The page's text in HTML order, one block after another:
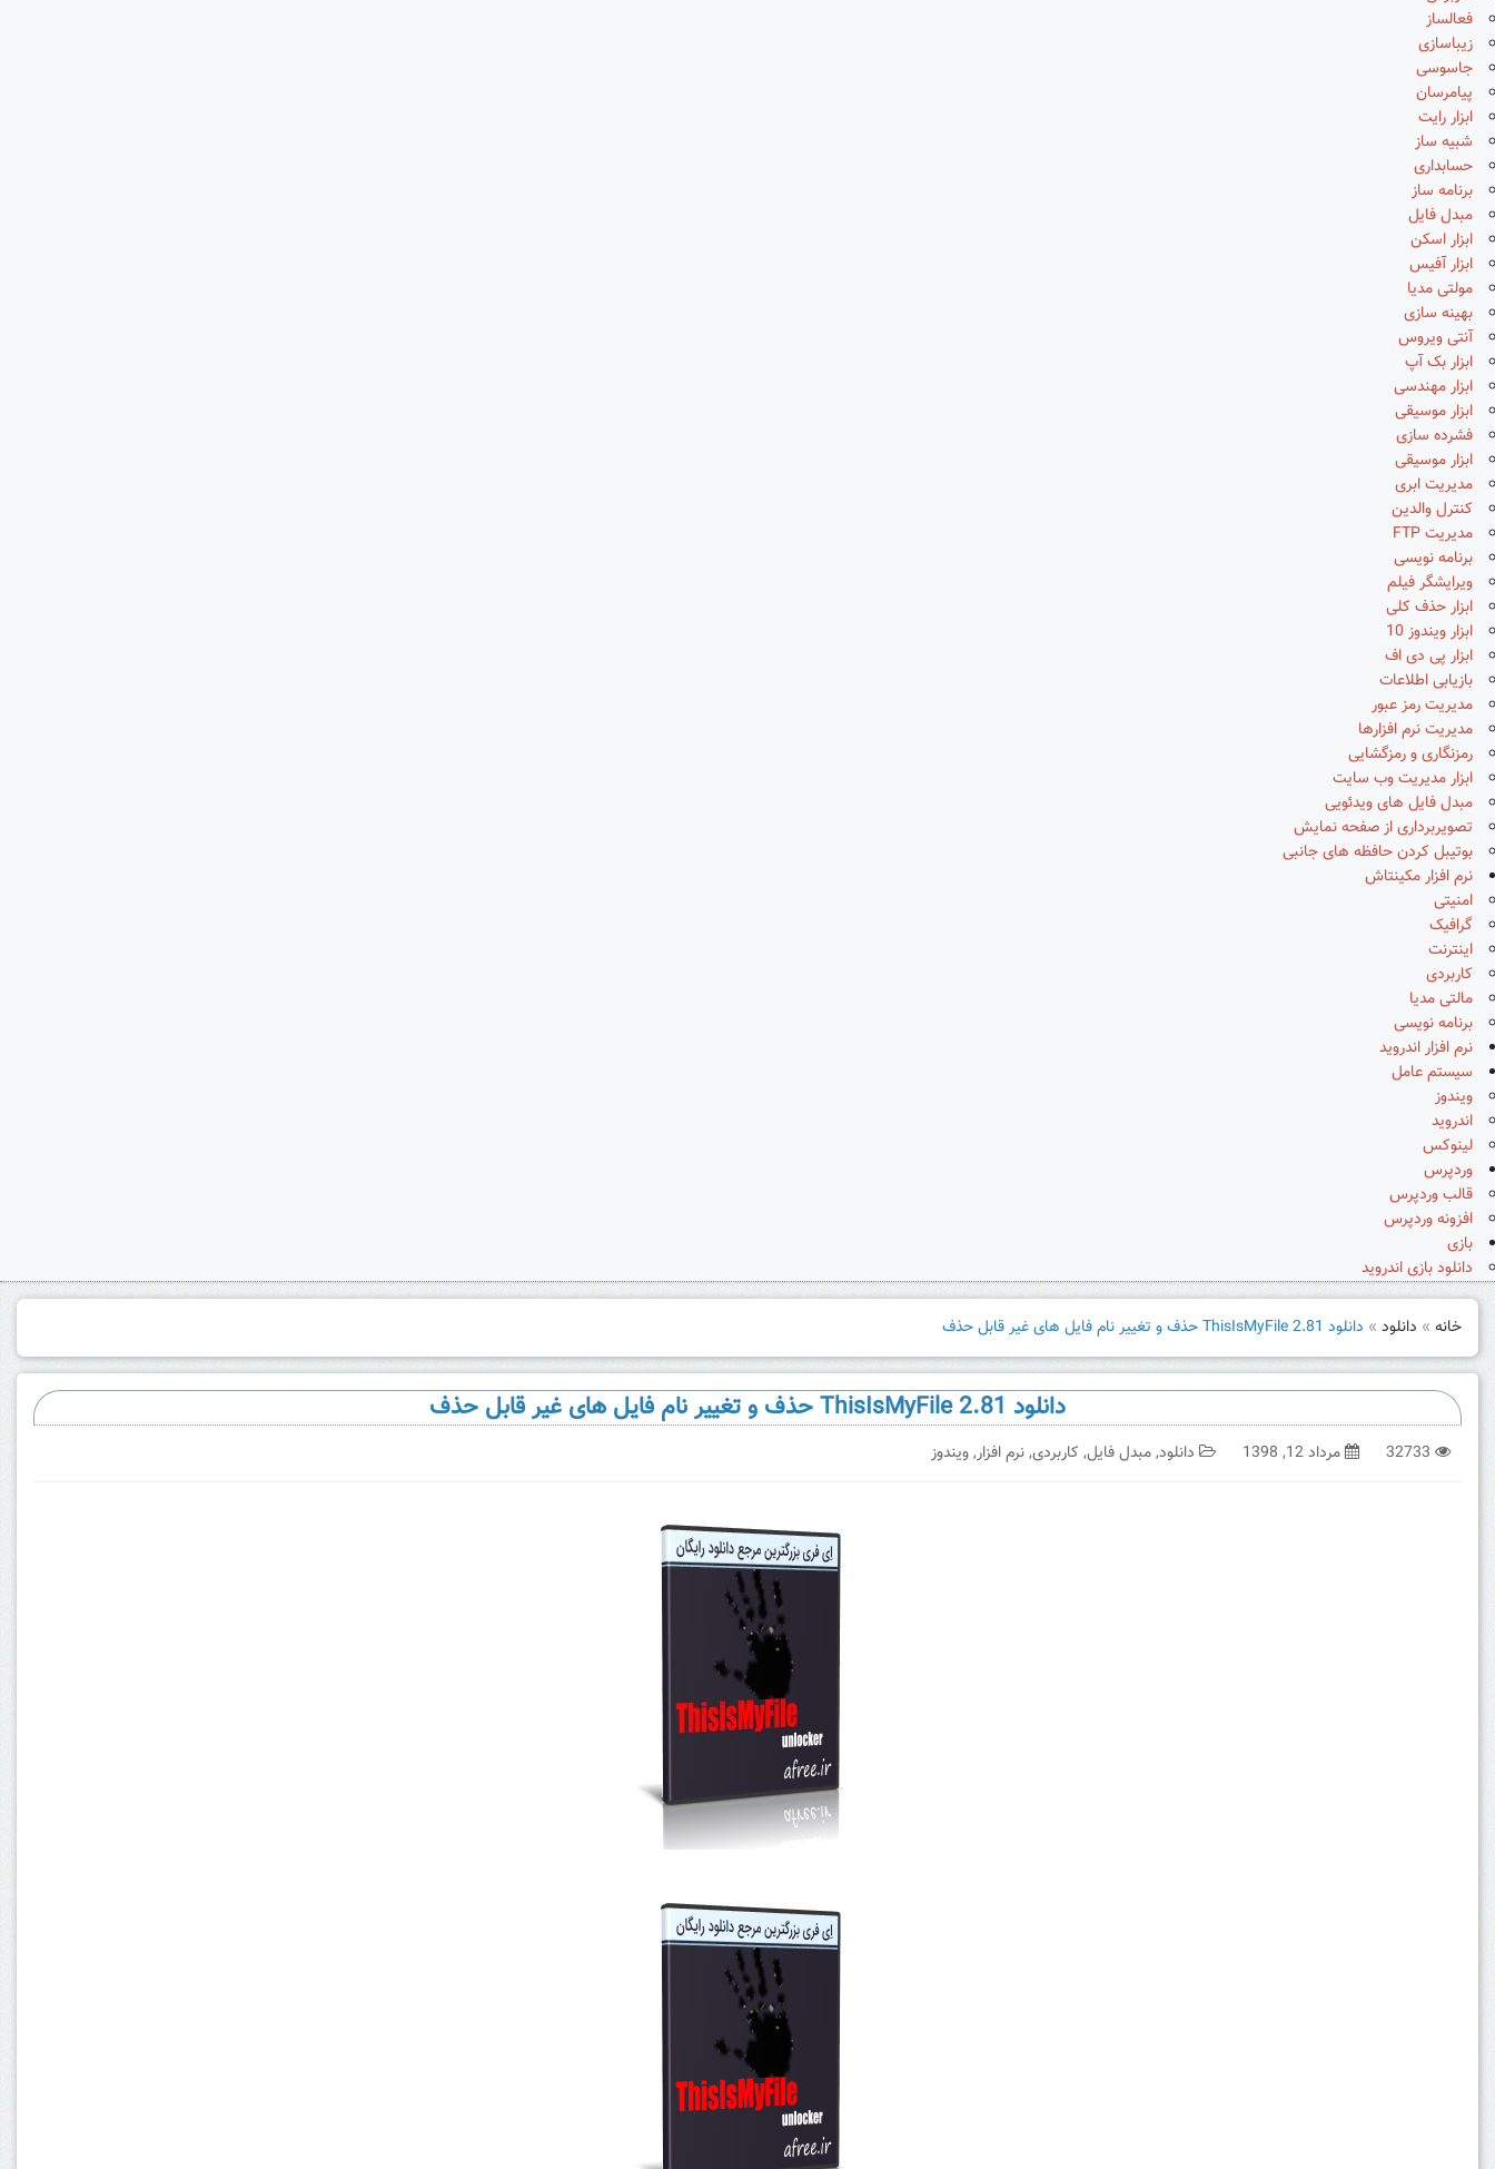
فعالساز
زیباسازی
جاسوسی
پیامرسان
ابزار رایت
شبیه ساز
حسابداری
برنامه ساز
مبدل فایل
ابزار اسکن
ابزار آفیس
مولتی مدیا
بهینه سازی
آنتی ویروس
ابزار بک آپ
ابزار مهندسی
ابزار موسیقی
فشرده سازی
ابزار موسیقی
مدیریت ابری
کنترل والدین
مدیریت FTP
برنامه نویسی
ویرایشگر فیلم
ابزار حذف کلی
ابزار ویندوز 10
ابزار پی دی اف
بازیابی اطلاعات
مدیریت رمز عبور
مدیریت نرم افزارها
رمزنگاری و رمزگشایی
ابزار مدیریت وب سایت
مبدل فایل های ویدئویی
تصویربرداری از صفحه نمایش
بوتیبل کردن حافظه های جانبی
نرم افزار مکینتاش
امنیتی
گرافیک
اینترنت
کاربردی
مالتی مدیا
برنامه نویسی
نرم افزار اندروید
سیستم عامل
ویندوز
اندروید
لینوکس
وردپرس
قالب وردپرس
افزونه وردپرس
بازی
دانلود بازی اندروید
خانه » دانلود » دانلود ThisIsMyFile 2.81 حذف و تغییر نام فایل های غیر قابل حذف
دانلود ThisIsMyFile 2.81 حذف و تغییر نام فایل های غیر قابل حذف
32733 مرداد 12, 1398 دانلود,مبدل فایل, کاربردی,نرم افزار,ویندوز